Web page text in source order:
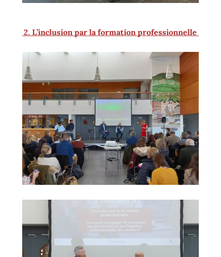
2. L’inclusion par la formation professionnelle